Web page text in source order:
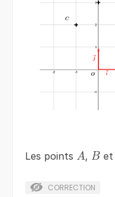
Les points A
A, B
Bet
CORRECTION